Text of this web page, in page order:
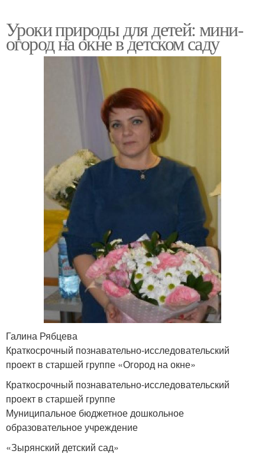
Уроки природы для детей: мини-
огород на окне в детском саду
Галина Рябцева
Краткосрочный познавательно-исследовательский
проект в старшей группе «Огород на окне»
Краткосрочный познавательно-исследовательский
проект в старшей группе
Муниципальное бюджетное дошкольное
образовательное учреждение
«Зырянский детский сад»